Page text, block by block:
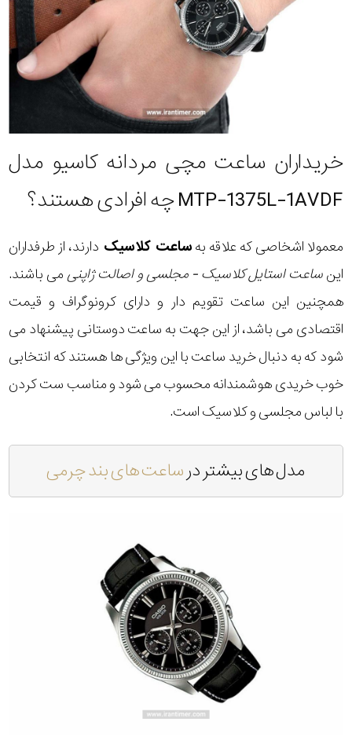
خریداران ساعت مچی مردانه کاسیو مدل
MTP-1375L-1AVDF چه افرادی هستند؟
معمولا اشخاصی که علاقه بهساعت کلاسیک دارند، از طرفداران
اینساعت استایل کلاسیک - مجلسی و اصالت ژاپنیمی باشند.
همچنین این ساعت تقویم دار و دارای کرونوگراف و قیمت
اقتصادی می باشد، از این جهت به ساعت دوستانی پیشنهاد می
شود که به دنبال خرید ساعت با این ویژگی ها هستند که انتخابی
خوب خریدی هوشمندانه محسوب می شود و مناسب ست کردن
با لباس مجلسی و کلاسیک است.
مدل های بیشتر درساعت های بند چرمی